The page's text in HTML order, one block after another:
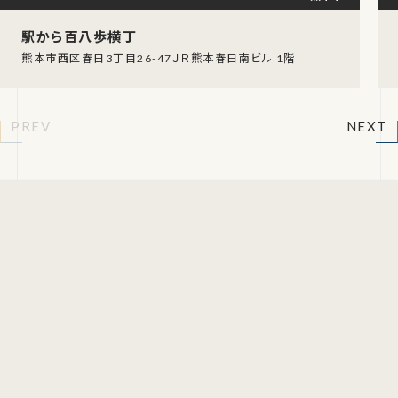
駅から百八歩横丁
熊本市西区春日3丁目26-47ＪＲ熊本春日南ビル 1階
PREV NEXT